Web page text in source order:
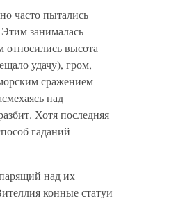
часто пытались
занималась
высота
удачу), гром,
сражением
над
Хотя последняя
гаданий
над их
конные статуи